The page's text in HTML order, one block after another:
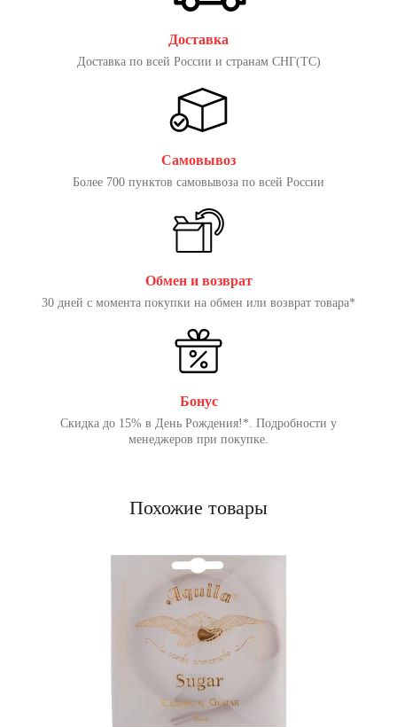
Доставка
Доставка по всей России и странам СНГ(ТС)
Самовывоз
Более 700 пунктов самовывоза по всей России
Обмен и возврат
30 дней с момента покупки на обмен или возврат товара*
Бонус
Скидка до 15% в День Рождения!*. Подробности у
менеджеров при покупке.
Похожие товары